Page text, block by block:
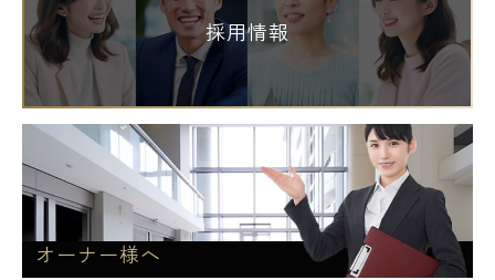
＝＝＝＝＝＝＝＝＝＝＝＝＝＝＝＝＝＝＝＝
＝＝＝＝＝＝＝＝＝＝＝
都内全域の高級賃貸、ペット可レジデンス、
デザインマンション、【ASTILE高田馬場（ア
スティーレ高田馬場）】の周辺物件はエスア
ールホームにお任せください★
他社様ご紹介物件でも仲介手数料の無料診断
も実施中です☆
お気軽にお問い合わせ下さいませ。
採用情報
オーナー様へ